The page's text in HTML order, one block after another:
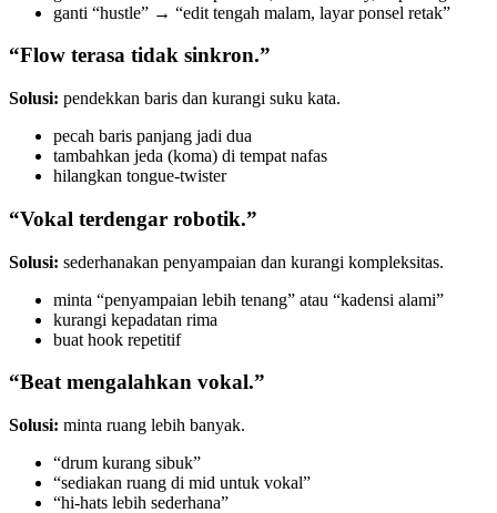
ganti “hustle” → “edit tengah malam, layar ponsel retak”
“Flow terasa tidak sinkron.”
Solusi: pendekkan baris dan kurangi suku kata.
pecah baris panjang jadi dua
tambahkan jeda (koma) di tempat nafas
hilangkan tongue-twister
“Vokal terdengar robotik.”
Solusi: sederhanakan penyampaian dan kurangi kompleksitas.
minta “penyampaian lebih tenang” atau “kadensi alami”
kurangi kepadatan rima
buat hook repetitif
“Beat mengalahkan vokal.”
Solusi: minta ruang lebih banyak.
“drum kurang sibuk”
“sediakan ruang di mid untuk vokal”
“hi-hats lebih sederhana”